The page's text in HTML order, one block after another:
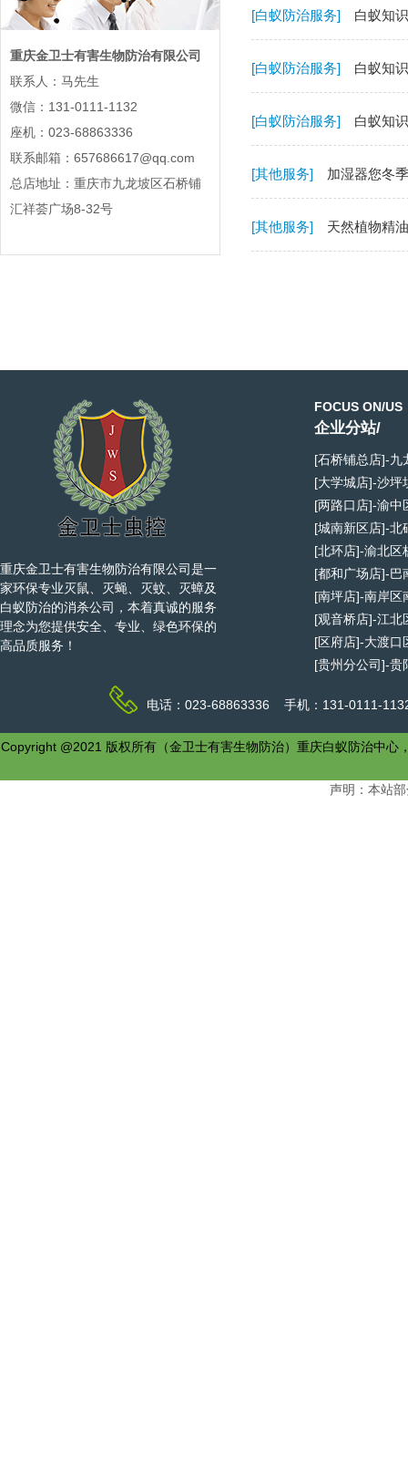
重庆金卫士有害生物防治有限公司
联系人：马先生
微信：131-0111-1132
座机：023-68863336
联系邮箱：657686617@qq.com
总店地址：重庆市九龙坡区石桥铺
汇祥荟广场8-32号
[白蚁防治服务] 白蚁知
[白蚁防治服务] 白蚁知
[白蚁防治服务] 白蚁知
[其他服务] 加湿器您冬
[其他服务] 天然植物精
重庆金卫士有害生物防治有限公司是一
家环保专业灭鼠、灭蝇、灭蚊、灭蟑及
白蚁防治的消杀公司，本着真诚的服务
理念为您提供安全、专业、绿色环保的
高品质服务！
FOCUS ON/US
企业分站/
[石桥铺总店]-九
[大学城店]-沙坪
[两路口店]-渝中
[城南新区店]-北
[北环店]-渝北区
[都和广场店]-巴
[南坪店]-南岸区
[观音桥店]-江北
[区府店]-大渡口
[贵州分公司]-贵
电话：023-68863336 手机：131-0111-
Copyright @2021 版权所有（金卫士有害生物防治）重庆白蚁防治中
声明：本站